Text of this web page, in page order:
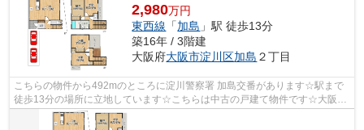
2,980万円
東西線 「加島 」駅 徒歩13分
築16年 / 3階建
大阪府大阪市淀川区加島 ２丁目
こちらの物件から492mのところに淀川警察署 加島交番があります☆駅まで
徒歩13分の場所に立地しています☆こちらは中古の戸建て物件です☆大阪市
淀川区周辺の売買戸建て情報なら、ライフ...